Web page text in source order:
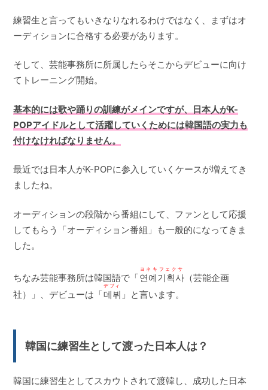
練習生と言ってもいきなりなれるわけではなく、まずはオ
ーディションに合格する必要があります。
そして、芸能事務所に所属したらそこからデビューに向け
てトレーニング開始。
基本的には歌や踊りの訓練がメインですが、日本人がK-
POPアイドルとして活躍していくためには韓国語の実力も
付けなければなりません。
最近では日本人がK-POPに参入していくケースが増えてき
ましたね。
オーディションの段階から番組にして、ファンとして応援
してもらう「オーディション番組」も一般的になってきま
した。
ちなみ芸能事務所は韓国語で「연예기획사
ヨネキフェクサ
（芸能企画
社）」、デビューは「데뷔
デブィ
」と言います。
韓国に練習生として渡った日本人は？
韓国に練習生としてスカウトされて渡韓し、成功した日本